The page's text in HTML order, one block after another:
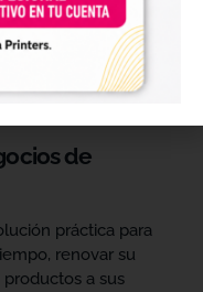
opciones a tu
y preparar
UV DTF o tu
de
práctica para
renovar su
a sus